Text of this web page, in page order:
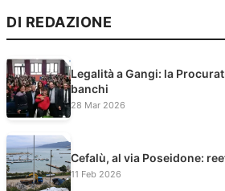
DI REDAZIONE
Legalità a Gangi: la
banchi
28 Mar 2026
Cefalù, al via Poseidone:
11 Feb 2026